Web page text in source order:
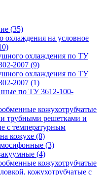
(35)
охлаждения на условное
охлаждения по ТУ
2007 (9)
охлаждения по ТУ
2007 (1)
по ТУ 3612-100-
кожухотрубчатые
трубными решетками и
с температурным
кожухе (8)
(3)
(4)
кожухотрубчатые
кожухотрубчатые с